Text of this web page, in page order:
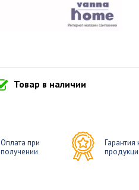
Товар в наличии
Оплата при
получении
Гарантия